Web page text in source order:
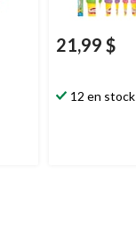
21,99 $
12 en stock